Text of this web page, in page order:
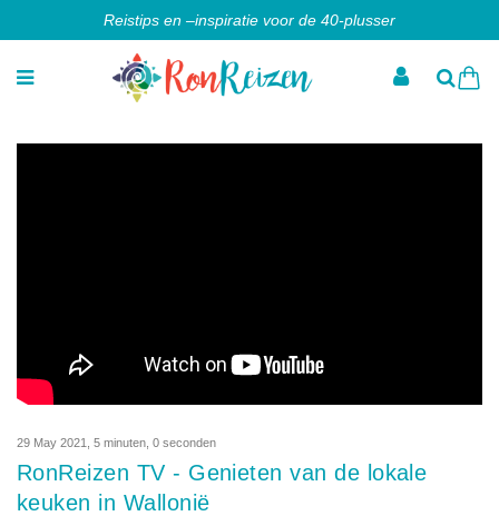
Reistips en –inspiratie voor de 40-plusser
29 May 2021 5 minuten, 0 seconden
RonReizen TV - Genieten van de lokale
keuken in Wallonië